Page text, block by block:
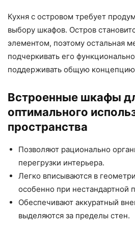
Кухня с островом требует
выбору шкафов. Остров
элементом, поэтому остальная
подчеркивать его
поддерживать общую
Встроенные шкафы
оптимального
пространства
Позволяют рационально
перегрузки интерьера.
Легко вписываются в
особенно при нестандартной
Обеспечивают аккуратный
выделяются за пределы стен.